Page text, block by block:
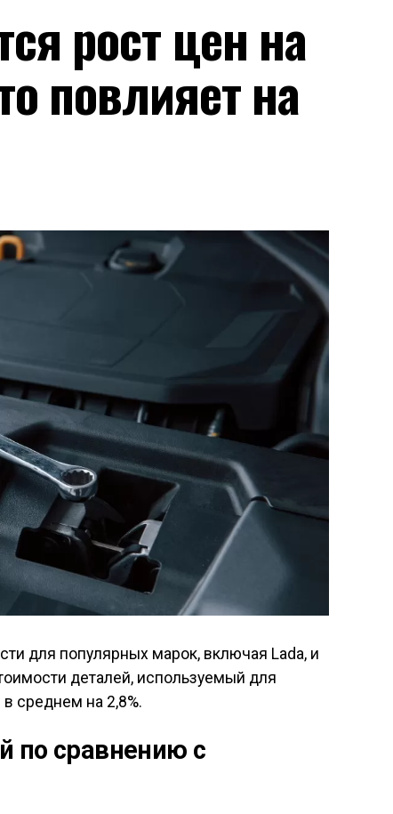
рост цен на
повлияет на
для популярных марок, включая Lada, и
деталей, используемый для
среднем на 2,8%.
по сравнению с